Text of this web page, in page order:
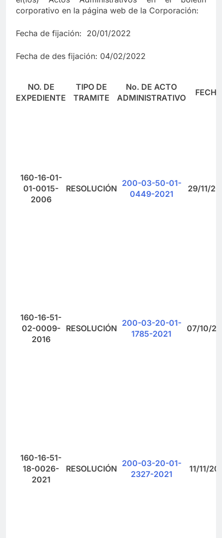
corporativo en la página web de la Corporación:
Fecha de fijación: 20/01/2022
Fecha de des fijación: 04/02/2022
NO. DE
EXPEDIENTE
TIPO DE
TRAMITE
No. DE ACTO
ADMINISTRATIVO
FECHA
160-16-01-
01-0015-
2006
RESOLUCIÓN
200-03-50-01-
0449-2021
29/11/
160-16-51-
02-0009-
2016
RESOLUCIÓN
200-03-20-01-
1785-2021
07/10/
160-16-51-
18-0026-
2021
RESOLUCIÓN
200-03-20-01-
2327-2021
11/11/